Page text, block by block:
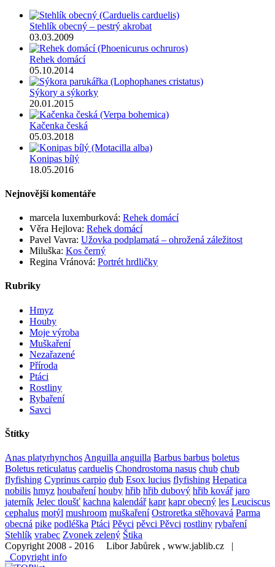
Stehlík obecný – pestrý akrobat
03.03.2009
Rehek domácí
05.10.2014
Sýkory a sýkorky
20.01.2015
Kačenka česká
05.03.2018
Konipas bílý
18.05.2016
Nejnovější komentáře
marcela luxemburková: Rehek domácí
Věra Hejlova: Rehek domácí
Pavel Vavra: Užovka podplamatá – ohrožená záležitost
Miluška: Kos černý
Regina Vránová: Portrét hrdličky
Rubriky
Hmyz
Houby
Moje výroba
Muškaření
Nezařazené
Příroda
Ptáci
Rostliny
Rybaření
Savci
Štítky
Anas platyrhynchos Anguilla anguilla Barbus barbus boletus
Boletus reticulatus carduelis Chondrostoma nasus chub chub
flyfishing Cyprinus carpio dub Esox lucius flyfishing Hepatica
nobilis hmyz houbaření houby hřib hřib dubový hřib kovář jaro
jaterník Jelec tloušť kachna kalendář kapr kapr obecný les Leuciscus
cephalus motýl mushroom muškaření Ostroretka stěhovavá Parma
obecná pike podléška Ptáci Pěvci pěvci Pěvci rostliny rybaření
Stehlík vrabec Zvonek zelený Štika
Copyright 2008 - 2016 Libor Jabůrek , www.jablib.cz |
Copyright info